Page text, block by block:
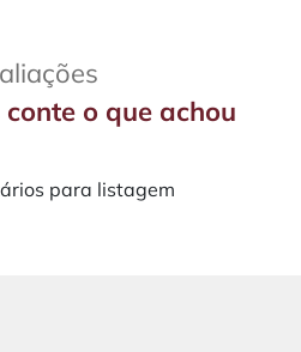
o que achou
para listagem